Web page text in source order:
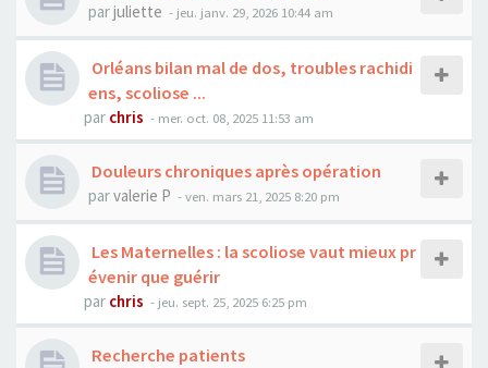
parjuliette - jeu. janv. 29, 2026 10:44 am
Orléans bilan mal de dos, troubles rachidi
ens, scoliose ...
par chris - mer. oct. 08, 2025 11:53 am
Douleurs chroniques après opération
parvalerie P - ven. mars 21, 2025 8:20 pm
Les Maternelles : la scoliose vaut mieux pr
évenir que guérir
par chris - jeu. sept. 25, 2025 6:25 pm
Recherche patients